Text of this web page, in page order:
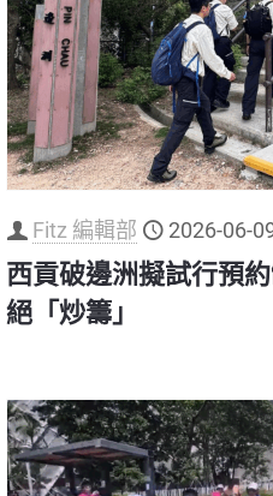
Fitz 編輯部 2026-06-
西貢破邊洲擬試行預
絕「炒籌」